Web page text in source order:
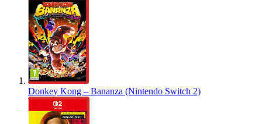
Donkey Kong – Bananza (Nintendo Switch 2)